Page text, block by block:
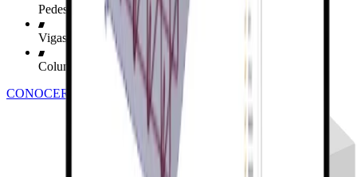
Pedestales multinivel
Vigas de hormigón
Columnas
CONOCER LOS TIPOS DE DISPOSICIÓN